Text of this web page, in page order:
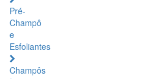
Pré-
Champô
e
Esfoliantes
Champôs